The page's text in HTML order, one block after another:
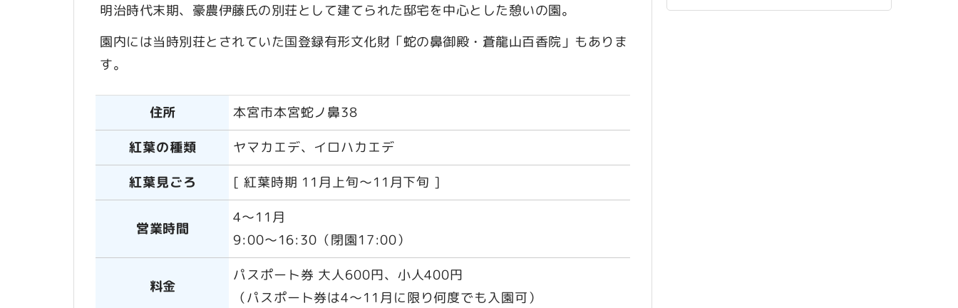
明治時代末期、豪農伊藤氏の別荘として建てられた邸宅を中心とした憩いの園。
園内には当時別荘とされていた国登録有形文化財「蛇の鼻御殿・蒼龍山百香院」もありま
す。
住所
本宮市本宮蛇ノ鼻38
紅葉の種類
ヤマカエデ、イロハカエデ
紅葉見ごろ
[ 紅葉時期 11月上旬～11月下旬 ]
営業時間
4～11月
9:00～16:30（閉園17:00）
料金
パスポート券 大人600円、小人400円
（パスポート券は4～11月に限り何度でも入園可）